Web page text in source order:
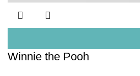
Winnie the Pooh